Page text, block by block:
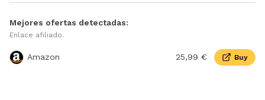
Mejores ofertas detectadas:
Enlace afiliado.
Amazon 25,99 € Buy